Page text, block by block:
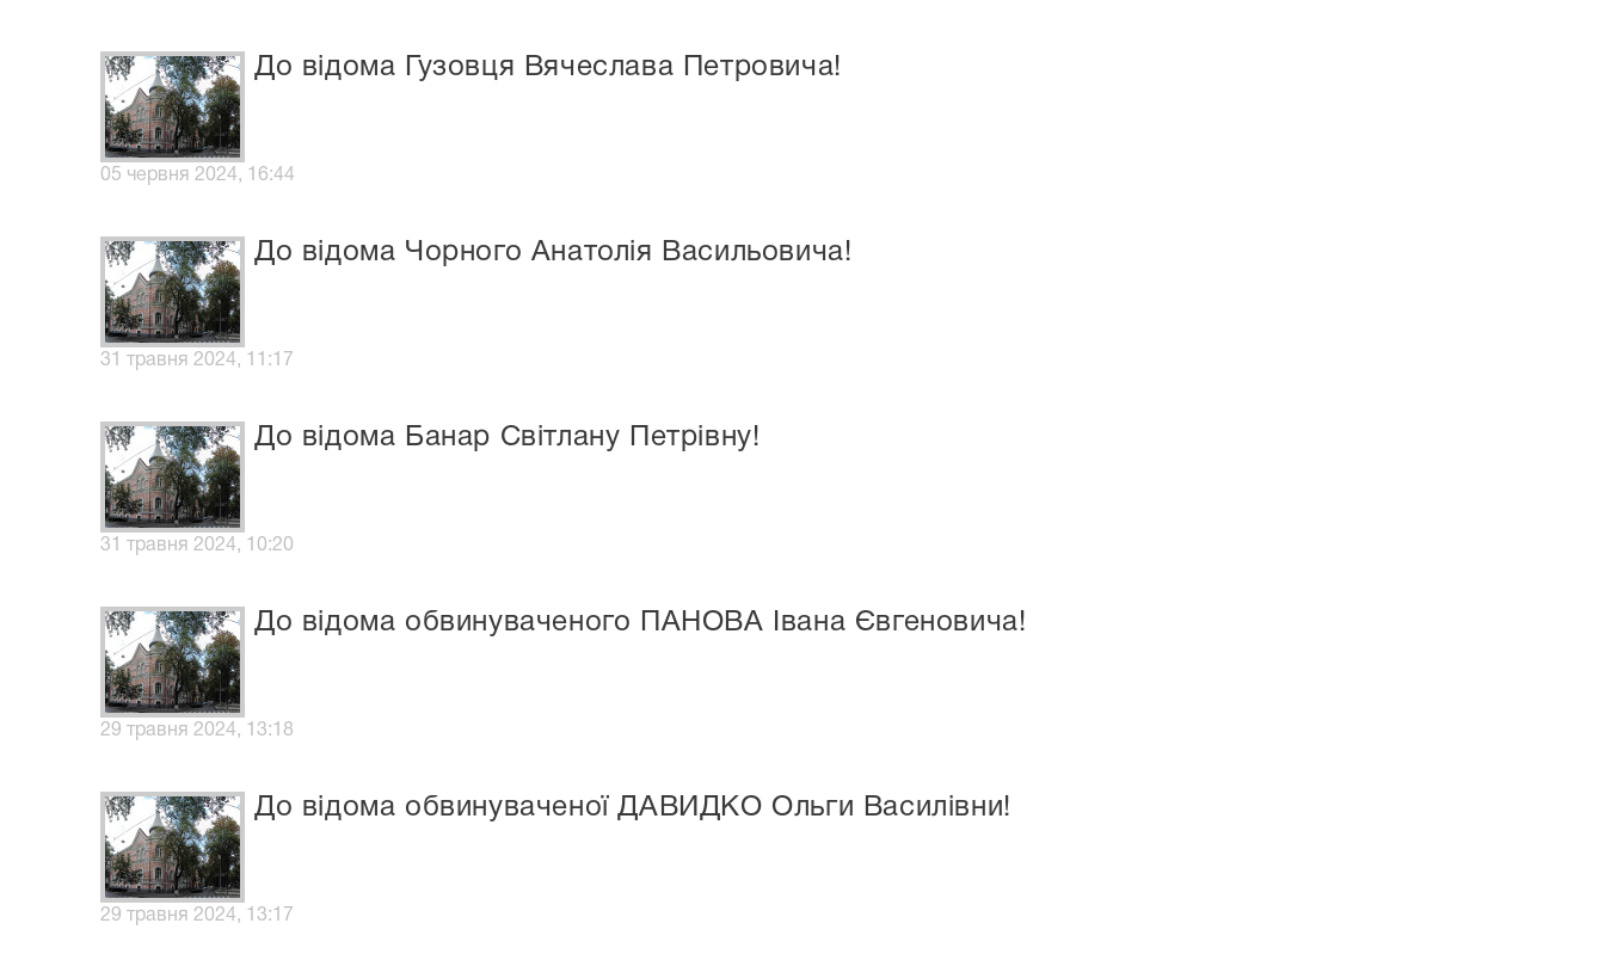
До відома Гузовця Вячеслава Петровича!
05 червня 2024, 16:44
До відома Чорного Анатолія Васильовича!
31 травня 2024, 11:17
До відома Банар Світлану Петрівну!
31 травня 2024, 10:20
До відома обвинуваченого ПАНОВА Івана Євгеновича!
29 травня 2024, 13:18
До відома обвинуваченої ДАВИДКО Ольги Василівни!
29 травня 2024, 13:17